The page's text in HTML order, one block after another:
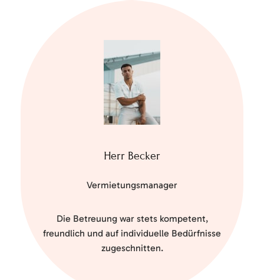
Herr Becker
Vermietungsmanager
Die Betreuung war stets kompetent,
freundlich und auf individuelle Bedürfnisse
zugeschnitten.